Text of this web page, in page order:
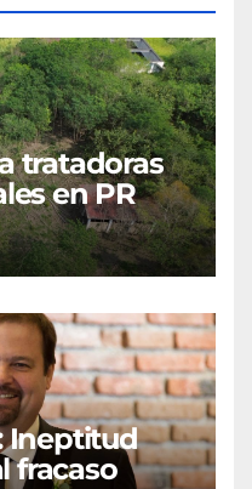
tratadoras
en PR
Ineptitud
fracaso